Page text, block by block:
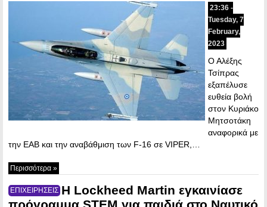
23:36 -
Tuesday, 7
February,
2023
Ο Αλέξης
Τσίπρας
εξαπέλυσε
ευθεία βολή
στον Κυριάκο
Μητσοτάκη
αναφορικά με
την ΕΑΒ και την αναβάθμιση των F-16 σε VIPER,…
Περισσότερα »
ΕΠΙΧΕΙΡΗΣΕΙΣ Η Lockheed Martin εγκαινίασε
πρόγραμμα STEM για παιδιά στο Ναυτικό